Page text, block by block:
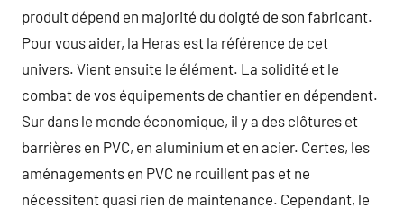
produit dépend en majorité du doigté de son fabricant.
Pour vous aider, la Heras est la référence de cet
univers. Vient ensuite le élément. La solidité et le
combat de vos équipements de chantier en dépendent.
Sur dans le monde économique, il y a des clôtures et
barrières en PVC, en aluminium et en acier. Certes, les
aménagements en PVC ne rouillent pas et ne
nécessitent quasi rien de maintenance. Cependant, le